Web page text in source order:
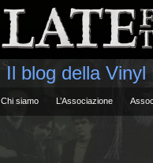
Il blog della
Chi siamo L’Associazione